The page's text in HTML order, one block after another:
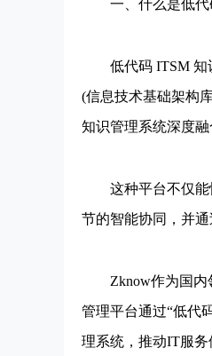
一、什么是低代
低代码 ITSM 知识
(信息技术基础架构
知识管理系统深度融
这种平台不仅能快
节的智能协同，并
Zknow作为国内领
管理平台通过“低代
理系统，推动IT服务